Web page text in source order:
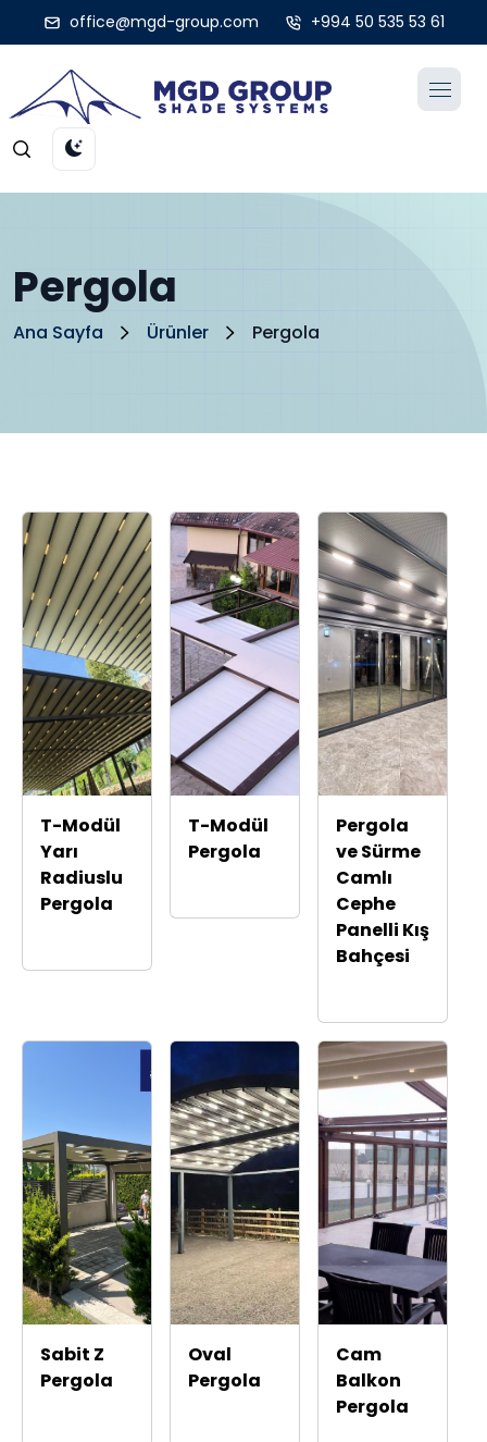
office@mgd-group.com +994 50 535 53 61
Pergola
Ana Sayfa Ürünler Pergola
T-Modül
Yarı
Radiuslu
Pergola
T-Modül
Pergola
Pergola
ve Sürme
Camlı
Cephe
Panelli Kış
Bahçesi
Sabit Z
Pergola
Oval
Pergola
Cam
Balkon
Pergola